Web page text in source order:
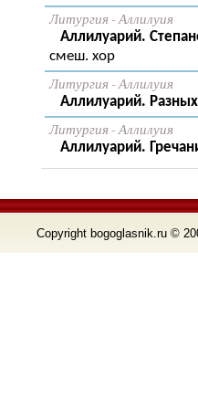
Литургия - Аллилуия
Аллилуарий.
смеш. хор
Литургия - Аллилуия
Аллилуарий.
Литургия - Аллилуия
Аллилуарий.
Copyright bogoglasnik.ru ©